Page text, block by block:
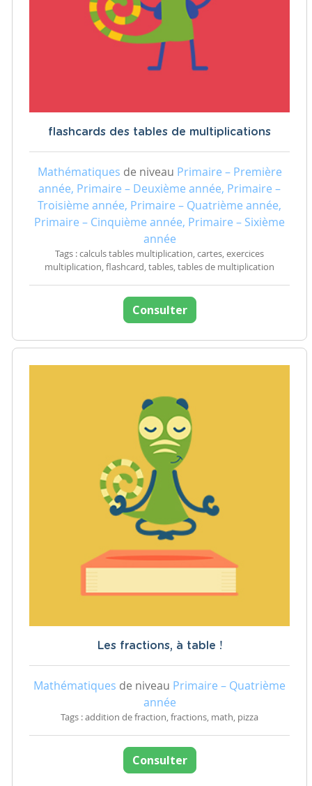
flashcards des tables de multiplications
Mathématiques de niveau Primaire – Première
année, Primaire – Deuxième année, Primaire –
Troisième année, Primaire – Quatrième année,
Primaire – Cinquième année, Primaire – Sixième
année
Tags : calculs tables multiplication, cartes, exercices
multiplication, flashcard, tables, tables de multiplication
Consulter
Les fractions, à table !
Mathématiques de niveau Primaire – Quatrième
année
Tags : addition de fraction, fractions, math, pizza
Consulter